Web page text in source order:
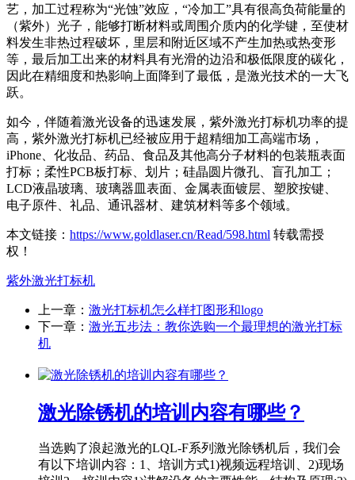
艺，加工过程称为“光蚀”效应，“冷加工”具有很高负荷能量的
（紫外）光子，能够打断材料或周围介质内的化学键，至使材
料发生非热过程破坏，里层和附近区域不产生加热或热变形
等，最后加工出来的材料具有光滑的边沿和极低限度的碳化，
因此在精细度和热影响上面降到了最低，是激光技术的一大飞
跃。
如今，伴随着激光设备的迅速发展，紫外激光打标机功率的提
高，紫外激光打标机已经被应用于超精细加工高端市场，
iPhone、化妆品、药品、食品及其他高分子材料的包装瓶表面
打标；柔性PCB板打标、划片；硅晶圆片微孔、盲孔加工；
LCD液晶玻璃、玻璃器皿表面、金属表面镀层、塑胶按键、
电子原件、礼品、通讯器材、建筑材料等多个领域。
本文链接： https://www.goldlaser.cn/Read/598.html 转载需授
权！
紫外激光打标机
上一章： 激光打标机怎么样打图形和logo
下一章： 激光五步法：教你选购一个最理想的激光打标
机
激光除锈机的培训内容有哪些？
当选购了浪起激光的LQL-F系列激光除锈机后，我们会
有以下培训内容：1、培训方式1)视频远程培训、2)现场